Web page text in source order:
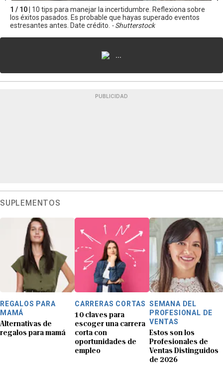
1 / 10 | 10 tips para manejar la incertidumbre. Reflexiona sobre
los éxitos pasados. Es probable que hayas superado eventos
estresantes antes. Date crédito. - Shutterstock
...
PUBLICIDAD
SUPLEMENTOS
REGALOS PARA
MAMÁ
Alternativas de
regalos para mamá
CARRERAS CORTAS
10 claves para
escoger una carrera
corta con
oportunidades de
empleo
SEMANA DEL
PROFESIONAL DE
VENTAS
Estos son los
Profesionales de
Ventas Distinguidos
de 2026